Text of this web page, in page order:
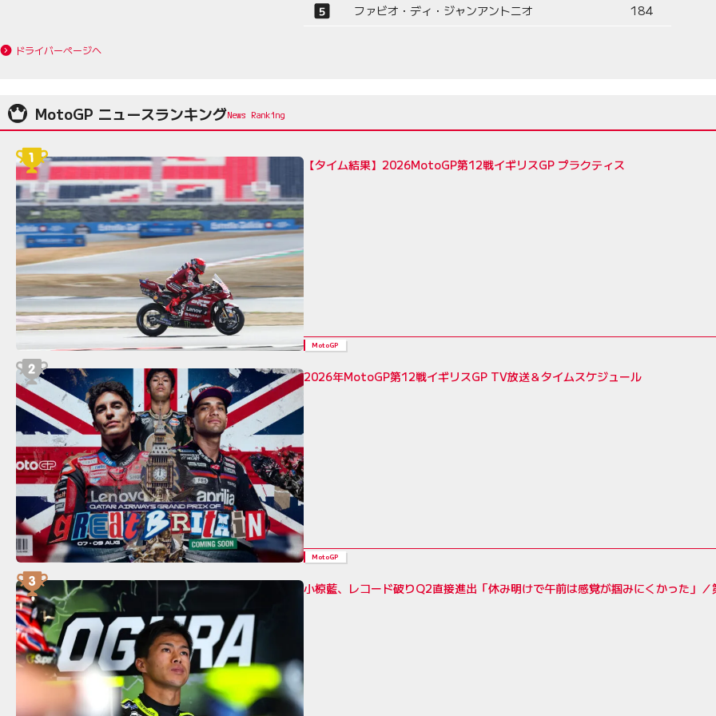
ファビオ・ディ・ジャンアントニオ
184
ドライバーページへ
MotoGP ニュースランキング
【タイム結果】2026MotoGP第12戦イギリスGP プラクティス
MotoGP
2026年MotoGP第12戦イギリスGP TV放送＆タイムスケジュール
MotoGP
小椋藍、レコード破りQ2直接進出「休み明けで午前は感覚が掴みにくかった」